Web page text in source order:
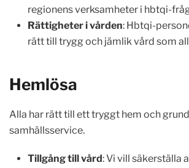
regionens verksamheter i hbtqi-
Rättigheter i vården: Hbtqi-
rätt till trygg och jämlik vård som
Hemlösa
Alla har rätt till ett tryggt hem och
samhällsservice.
Tillgång till vård: Vi vill säkerställa